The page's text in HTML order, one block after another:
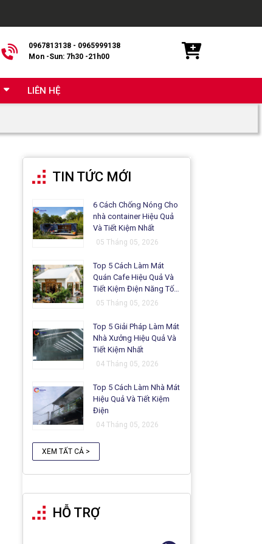
0967813138 - 0965999138
Mon -Sun: 7h30 -21h00
LIÊN HỆ
TIN TỨC MỚI
6 Cách Chống Nóng Cho
nhà container Hiệu Quả
Và Tiết Kiệm Nhất
05 Tháng 05, 2026
Top 5 Cách Làm Mát
Quán Cafe Hiệu Quả Và
Tiết Kiệm Điện Năng Tối
Ưu
05 Tháng 05, 2026
Top 5 Giải Pháp Làm Mát
Nhà Xưởng Hiệu Quả Và
Tiết Kiệm Nhất
04 Tháng 05, 2026
Top 5 Cách Làm Nhà Mát
Hiệu Quả Và Tiết Kiệm
Điện
04 Tháng 05, 2026
XEM TẤT CẢ >
HỖ TRỢ